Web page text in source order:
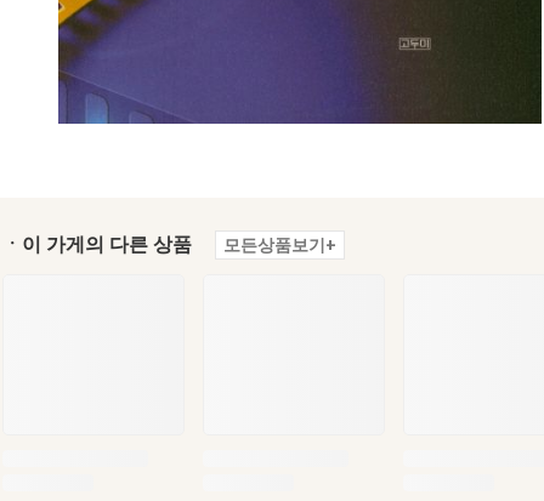
ㆍ이 가게의 다른 상품 모든상품보기+